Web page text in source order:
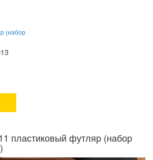
(набор
пластиковый футляр (набор